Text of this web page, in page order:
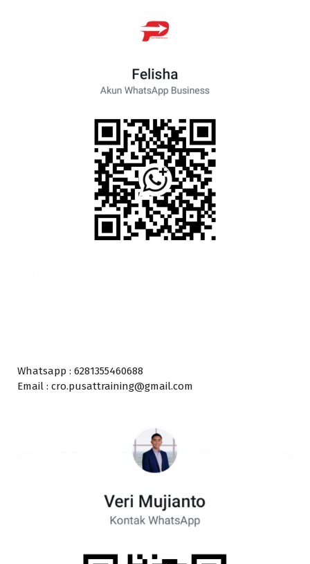
Whatsapp : 6281355460688
Email : cro.pusattraining@gmail.com